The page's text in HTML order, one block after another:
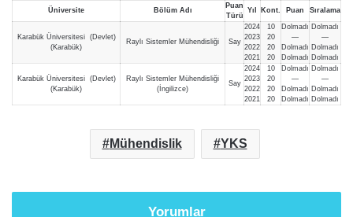
Üniversite Bölüm Adı
Puan
Türü
Yıl Kont. Puan Sıralama
Karabük Üniversitesi (Devlet)
(Karabük)
Raylı Sistemler Mühendisliği Say
2024
2023
2022
2021
10
20
20
20
Dolmadı
—
Dolmadı
Dolmadı
Dolmadı
—
Dolmadı
Dolmadı
Karabük Üniversitesi (Devlet)
(Karabük)
Raylı Sistemler Mühendisliği
(İngilizce)
Say
2024
2023
2022
2021
10
20
20
20
Dolmadı
—
Dolmadı
Dolmadı
Dolmadı
—
Dolmadı
Dolmadı
Mühendislik YKS
Yorumlar